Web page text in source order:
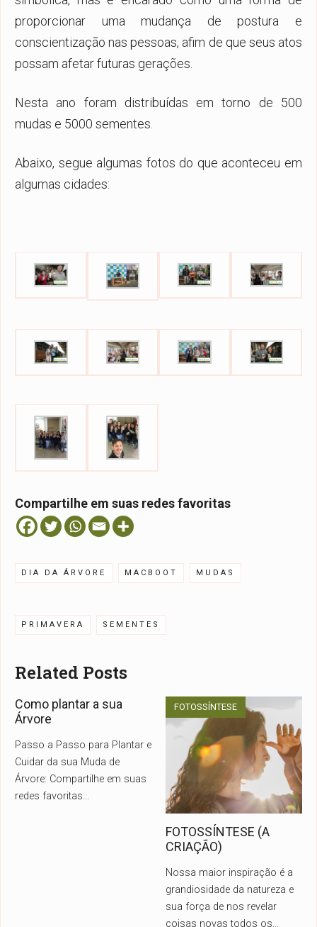
proporcionar uma mudança de postura e
conscientização nas pessoas, afim de que seus atos
possam afetar futuras gerações.
Nesta ano foram distribuídas em torno de 500
mudas e 5000 sementes.
Abaixo, segue algumas fotos do que aconteceu em
algumas cidades:
Compartilhe em suas redes favoritas
DIA DA ÁRVORE MACBOOT MUDAS
PRIMAVERA SEMENTES
Related Posts
Como plantar a sua
Árvore
Passo a Passo para Plantar e
Cuidar da sua Muda de
Árvore: Compartilhe em suas
redes favoritas...
FOTOSSÍNTESE
FOTOSSÍNTESE (A
CRIAÇÃO)
Nossa maior inspiração é a
grandiosidade da natureza e
sua força de nos revelar
coisas novas todos os...